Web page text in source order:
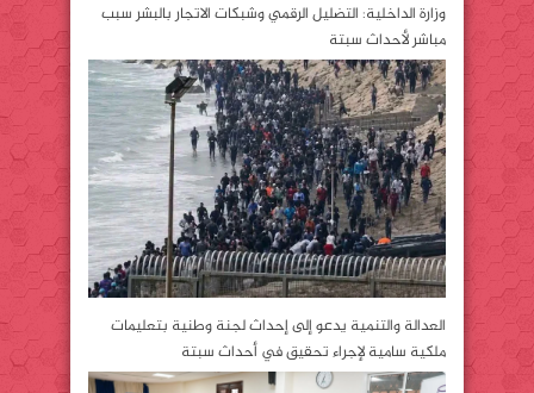
وزارة الداخلية: التضليل الرقمي وشبكات الاتجار بالبشر سبب
مباشر لأحداث سبتة
العدالة والتنمية يدعو إلى إحداث لجنة وطنية بتعليمات
ملكية سامية لإجراء تحقيق في أحداث سبتة